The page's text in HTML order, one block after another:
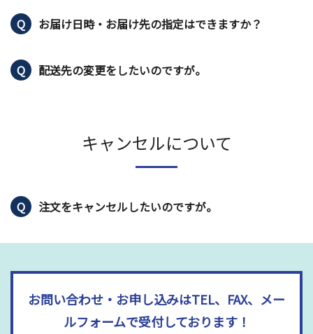
お届け日時・お届け先の指定はできますか？
配送先の変更をしたいのですが。
キャンセルについて
注文をキャンセルしたいのですが。
お問い合わせ・お申し込みはTEL、FAX、メー
ルフォームで受付しております！